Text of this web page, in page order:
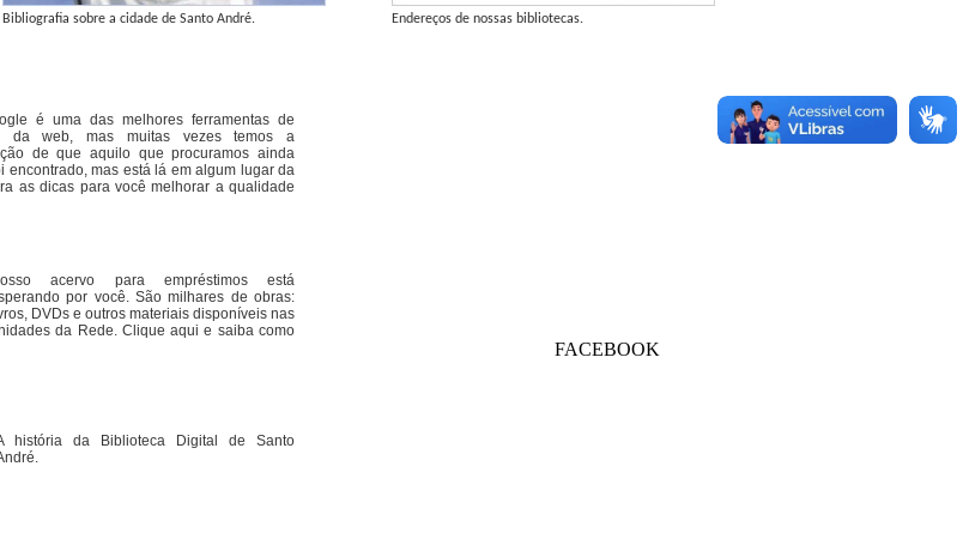
Bibliografia sobre a cidade de Santo André. Endereços de nossas bibliotecas.
é uma das melhores ferramentas de
da web, mas muitas vezes temos a
de que aquilo que procuramos ainda
encontrado, mas está lá em algum lugar da
as dicas para você melhorar a qualidade
acervo para empréstimos está
por você. São milhares de obras:
DVDs e outros materiais disponíveis nas
da Rede. Clique aqui e saiba como
história da Biblioteca Digital de Santo
FACEBOOK